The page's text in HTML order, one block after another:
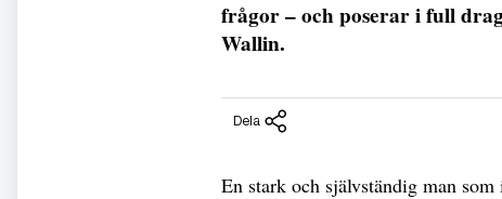
frågor – och poserar i full
Wallin.
Dela
En stark och självständig man